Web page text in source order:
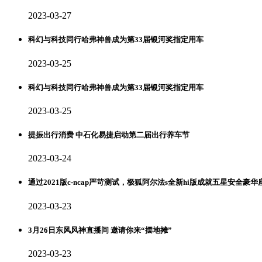
2023-03-27
科幻与科技同行哈弗神兽成为第33届银河奖指定用车
2023-03-25
科幻与科技同行哈弗神兽成为第33届银河奖指定用车
2023-03-25
提振出行消费 中石化易捷启动第二届出行养车节
2023-03-24
通过2021版c-ncap严苛测试，极狐阿尔法s全新hi版成就五星安全豪华
2023-03-23
3月26日东风风神直播间 邀请你来“摆地摊”
2023-03-23